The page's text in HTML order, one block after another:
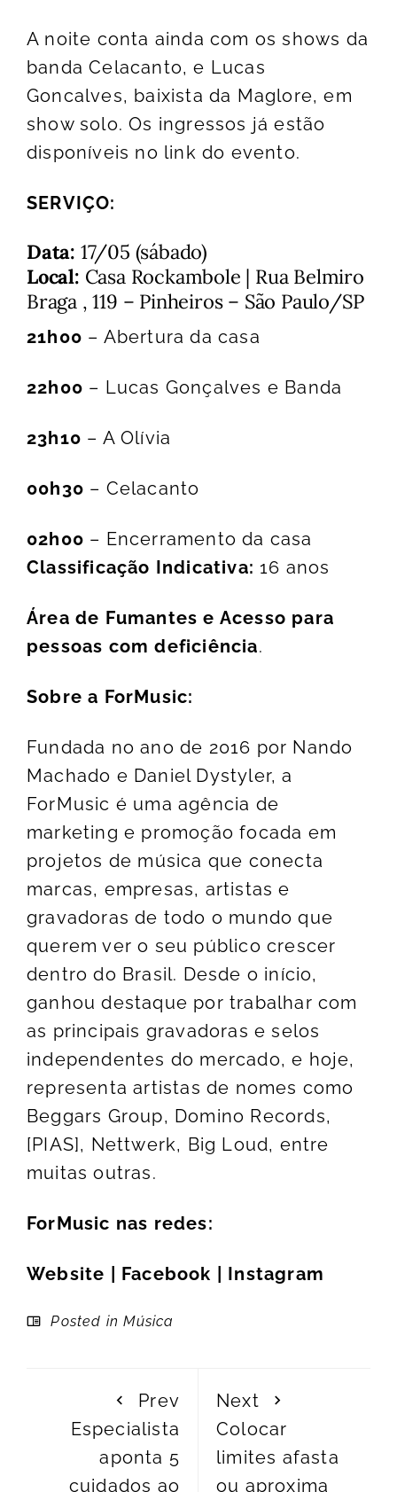
A noite conta ainda com os shows da
banda Celacanto, e Lucas
Goncalves, baixista da Maglore, em
show solo. Os ingressos já estão
disponíveis no link do evento.
SERVIÇO:
Data: 17/05 (sábado)
Local: Casa Rockambole | Rua Belmiro
Braga , 119 – Pinheiros – São Paulo/SP
21h00 – Abertura da casa
22h00 – Lucas Gonçalves e Banda
23h10 – A Olívia
00h30 – Celacanto
02h00 – Encerramento da casa
Classificação Indicativa: 16 anos
Área de Fumantes e Acesso para
pessoas com deficiência.
Sobre a ForMusic:
Fundada no ano de 2016 por Nando
Machado e Daniel Dystyler, a
ForMusic é uma agência de
marketing e promoção focada em
projetos de música que conecta
marcas, empresas, artistas e
gravadoras de todo o mundo que
querem ver o seu público crescer
dentro do Brasil. Desde o início,
ganhou destaque por trabalhar com
as principais gravadoras e selos
independentes do mercado, e hoje,
representa artistas de nomes como
Beggars Group, Domino Records,
[PIAS], Nettwerk, Big Loud, entre
muitas outras.
ForMusic nas redes:
Website Facebook Instagram
Posted inMúsica
Prev
Especialista
aponta 5
cuidados ao
Next
Colocar
limites afasta
ou aproxima